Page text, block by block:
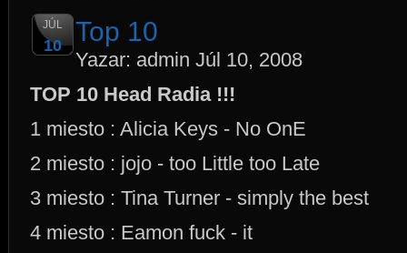
JÚL
10 Top 10
Yazar: admin Júl 10, 2008
TOP 10 Head Radia !!!
1 miesto : Alicia Keys - No OnE
2 miesto : jojo - too Little too Late
3 miesto : Tina Turner - simply the best
4 miesto : Eamon fuck - it